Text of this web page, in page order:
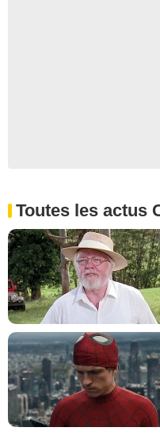
Toutes les actus